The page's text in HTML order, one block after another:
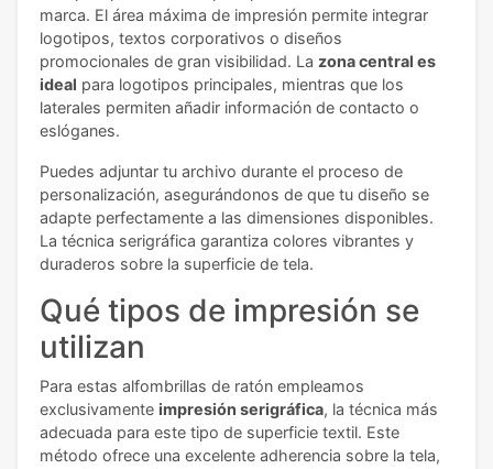
marca. El área máxima de impresión permite integrar
logotipos, textos corporativos o diseños
promocionales de gran visibilidad. La zona central es
ideal para logotipos principales, mientras que los
laterales permiten añadir información de contacto o
eslóganes.
Puedes adjuntar tu archivo durante el proceso de
personalización, asegurándonos de que tu diseño se
adapte perfectamente a las dimensiones disponibles.
La técnica serigráfica garantiza colores vibrantes y
duraderos sobre la superficie de tela.
Qué tipos de impresión se
utilizan
Para estas alfombrillas de ratón empleamos
exclusivamente impresión serigráfica, la técnica más
adecuada para este tipo de superficie textil. Este
método ofrece una excelente adherencia sobre la tela,